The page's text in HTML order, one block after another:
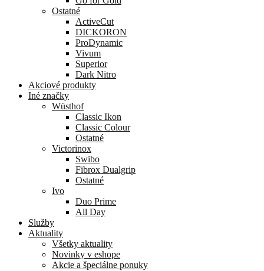
Ostatné
ActiveCut
DICKORON
ProDynamic
Vivum
Superior
Dark Nitro
Akciové produkty
Iné značky
Wüsthof
Classic Ikon
Classic Colour
Ostatné
Victorinox
Swibo
Fibrox Dualgrip
Ostatné
Ivo
Duo Prime
All Day
Služby
Aktuality
Všetky aktuality
Novinky v eshope
Akcie a špeciálne ponuky